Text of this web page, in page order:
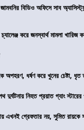
বিডিও অফিসে সাব
করে জনস্বার্থ মামলা খারিজ
অপহরণ, ধর্ষণ করে খুনের চেষ্টা,
দুর্ঘটনায় নিহত প্রয়াত গ্যাং
এখনই গ্রেফতার নয়, সুমিত রায়কে